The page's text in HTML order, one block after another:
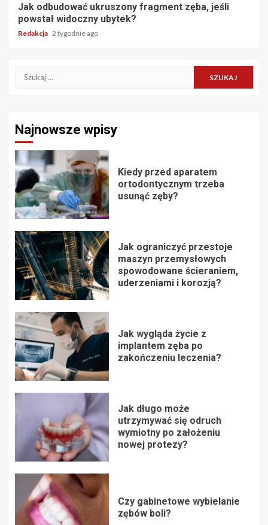
Jak odbudować ukruszony fragment zęba, jeśli
powstał widoczny ubytek?
Redakcja 2 tygodnie ago
Szukaj:
Najnowsze wpisy
Kiedy przed aparatem
ortodontycznym trzeba
usunąć zęby?
Jak ograniczyć przestoje
maszyn przemysłowych
spowodowane ścieraniem,
uderzeniami i korozją?
Jak wygląda życie z
implantem zęba po
zakończeniu leczenia?
Jak długo może
utrzymywać się odruch
wymiotny po założeniu
nowej protezy?
Czy gabinetowe wybielanie
zębów boli?